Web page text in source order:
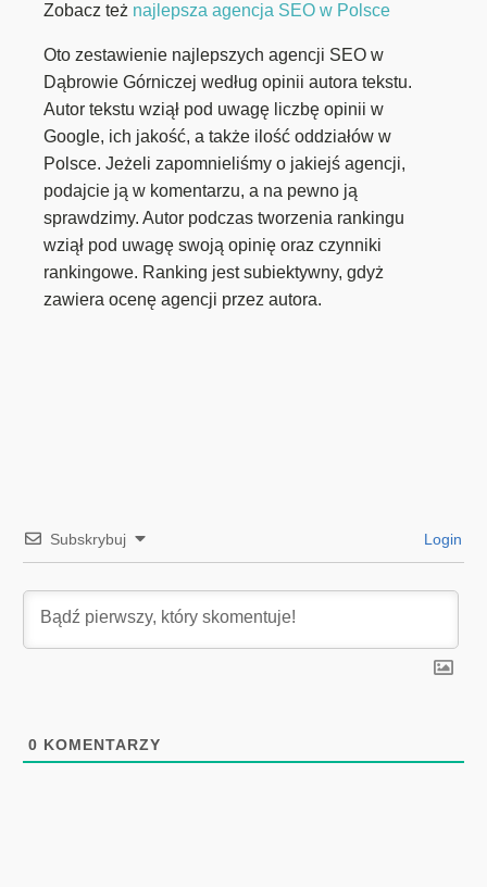
Zobacz też najlepsza agencja SEO w Polsce
Oto zestawienie najlepszych agencji SEO w
Dąbrowie Górniczej według opinii autora tekstu.
Autor tekstu wziął pod uwagę liczbę opinii w
Google, ich jakość, a także ilość oddziałów w
Polsce. Jeżeli zapomnieliśmy o jakiejś agencji,
podajcie ją w komentarzu, a na pewno ją
sprawdzimy. Autor podczas tworzenia rankingu
wziął pod uwagę swoją opinię oraz czynniki
rankingowe. Ranking jest subiektywny, gdyż
zawiera ocenę agencji przez autora.
Subskrybuj Login
0 KOMENTARZY